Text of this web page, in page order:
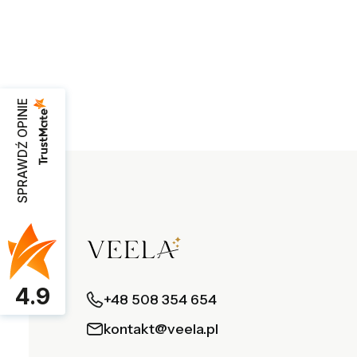
+48 508 354 654
kontakt@veela.pl
SPRAWDŹ OPINIE
4.9